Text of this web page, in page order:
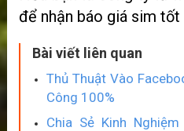
để nhận báo giá sim tốt
Bài viết liên quan
Thủ Thuật Vào
Công 100%
Chia Sẻ Kinh